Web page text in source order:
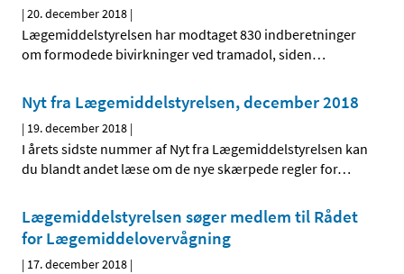
|20. december 2018 |
Lægemiddelstyrelsen har modtaget 830 indberetninger
om formodede bivirkninger ved tramadol, siden…
Nyt fra Lægemiddelstyrelsen, december 2018
| 19. december 2018 |
I årets sidste nummer af Nyt fra Lægemiddelstyrelsen kan
du blandt andet læse om de nye skærpede regler for…
Lægemiddelstyrelsen søger medlem til Rådet
for Lægemiddelovervågning
| 17. december 2018 |